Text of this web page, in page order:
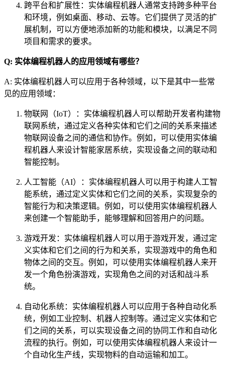
跨平台和扩展性：实体编程机器人通常支持跨多种平台
和环境，例如桌面、移动、云等。它们提供了灵活的扩
展机制，可以方便地添加新的功能和模块，以满足不同
项目和需求的要求。
Q: 实体编程机器人的应用领域有哪些？
A: 实体编程机器人可以应用于各种领域，以下是其中一些常
见的应用领域：
物联网（IoT）：实体编程机器人可以帮助开发者构建物
联网系统，通过定义各种实体和它们之间的关系来描述
物联网设备之间的通信和协作。例如，可以使用实体编
程机器人来设计智能家居系统，实现设备之间的联动和
智能控制。
人工智能（AI）：实体编程机器人可以用于构建人工智
能系统，通过定义实体和它们之间的关系，实现复杂的
智能行为和决策逻辑。例如，可以使用实体编程机器人
来创建一个智能助手，能够理解和回答用户的问题。
游戏开发：实体编程机器人可以用于游戏开发，通过定
义实体和它们之间的行为和关系，实现游戏中的角色和
物体之间的交互。例如，可以使用实体编程机器人来开
发一个角色扮演游戏，实现角色之间的对话和战斗系
统。
自动化系统：实体编程机器人可以应用于各种自动化系
统，例如工业控制、机器人控制等。通过定义实体和它
们之间的关系，可以实现设备之间的协同工作和自动化
流程的执行。例如，可以使用实体编程机器人来设计一
个自动化生产线，实现物料的自动运输和加工。